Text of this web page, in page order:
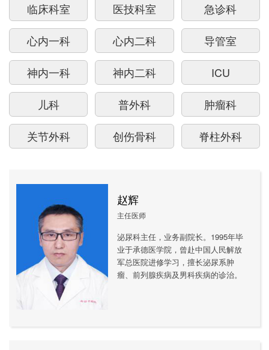
临床科室 医技科室 急诊科
心内一科 心内二科 导管室
神内一科 神内二科 ICU
儿科 普外科 肿瘤科
关节外科 创伤骨科 脊柱外科
产房 妇科
泌尿科 眼科 耳鼻喉科
口腔科 麻醉科 手术室
中医康复科
赵辉
主任医师
泌尿科主任，业务副院长。1995年毕
业于承德医学院，曾赴中国人民解放
军总医院进修学习，擅长泌尿系肿
瘤、前列腺疾病及男科疾病的诊治。